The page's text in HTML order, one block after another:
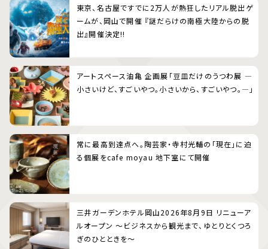
東京、名古屋ですでに2万人が熱狂したリアル脱出ゲ
ームが、岡山で開催 『謎だらけの南極大陸からの脱
出』開催決定!!
アートスペース油亀 企画展「豆皿だけのうつわ展 ―
小さいけど、すごいやつ。小さいから、すごいやつ。―」
常に最高到達点へ。陶芸家・寺村光輔の「現在」に迫
る個展をcafe moyau 地下室にて開催
三井ガーデンホテル岡山2026年8月9日 リニューア
ルオープン 〜ビジネスから観光まで、ゆとりとくつろ
ぎのひとときを〜